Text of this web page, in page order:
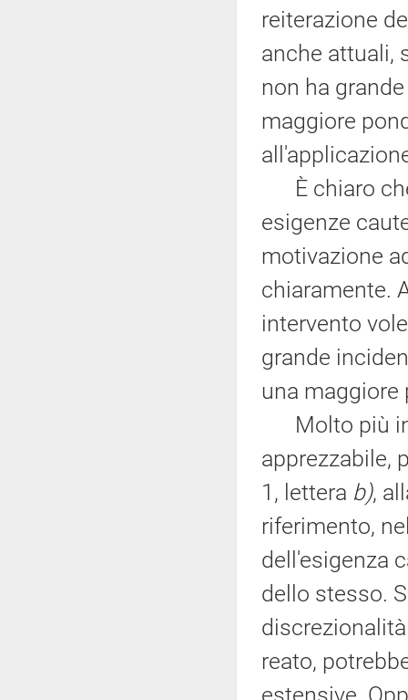
reiterazione
anche attuali,
non ha
maggiore
È chiaro
esigenze
motivazione
chiaramente.
intervento
grande
una maggiore
Molto più
apprezzabile,
1, lettera b),
riferimento,
dell'esigenza
dello stesso.
reato,